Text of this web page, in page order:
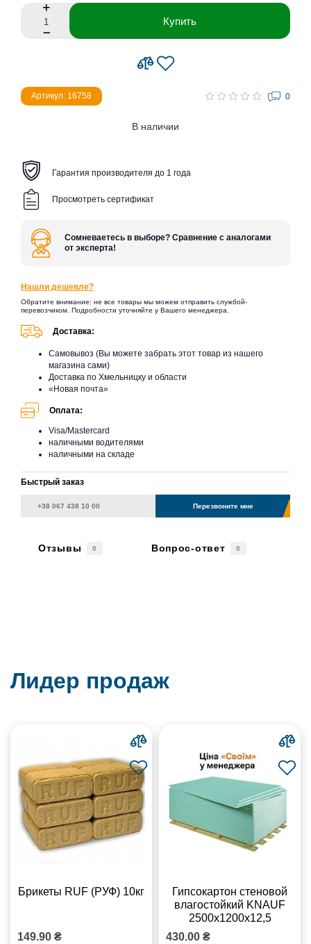
Купить
Артикул: 16758 0
В наличии
Гарантия производителя до 1 года
Просмотреть сертификат
Сомневаетесь в выборе? Сравнение с аналогами
от эксперта!
Нашли дешевле?
Обратите внимание: не все товары мы можем отправить службой-
перевозчиком. Подробности уточняйте у Вашего менеджера.
Доставка:
Самовывоз (Вы можете забрать этот товар из нашего
магазина сами)
Доставка по Хмельницку и области
«Новая почта»
Оплата:
Visa/Mastercard
наличными водителями
наличными на складе
Быстрый заказ
Перезвоните мне
Отзывы 0 Вопрос-ответ 0
Лидер продаж
Брикеты RUF (РУФ) 10кг
149.90 ₴
Гипсокартон стеновой
влагостойкий KNAUF
2500х1200х12,5
430.00 ₴